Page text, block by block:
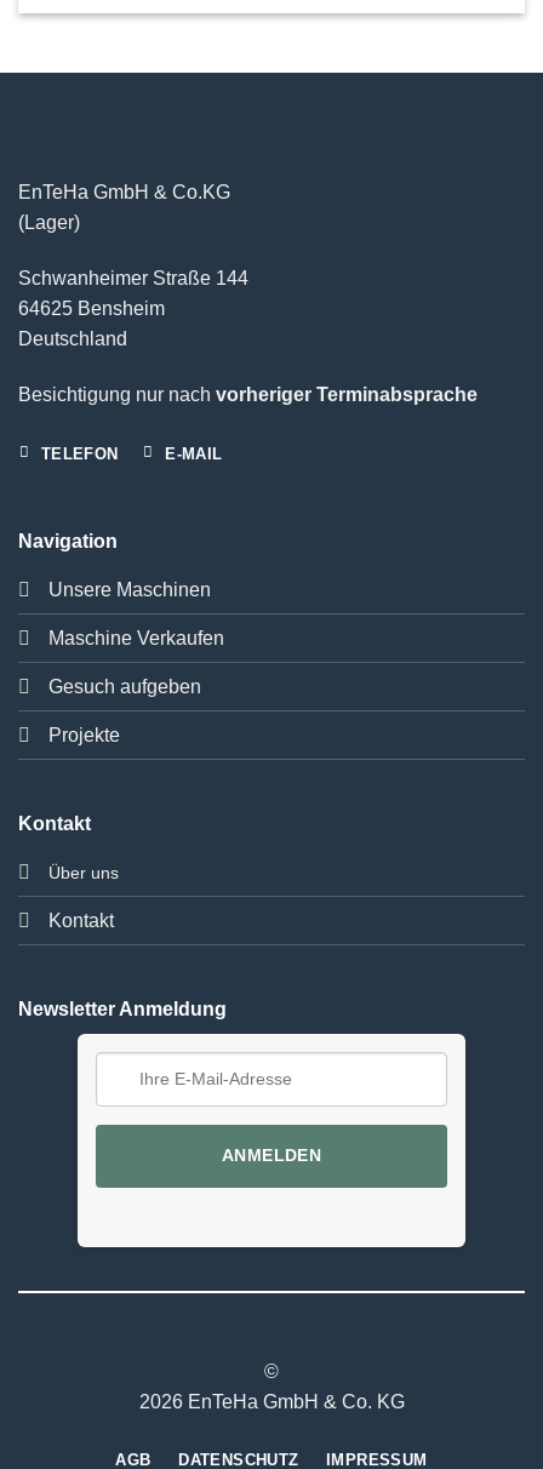
EnTeHa GmbH & Co.KG
(Lager)
Schwanheimer Straße 144
64625 Bensheim
Deutschland
Besichtigung nur nach vorheriger Terminabsprache
TELEFON E-MAIL
Navigation
Unsere Maschinen
Maschine Verkaufen
Gesuch aufgeben
Projekte
Kontakt
Über uns
Kontakt
Newsletter Anmeldung
ANMELDEN
©
2026 EnTeHa GmbH & Co. KG
AGB DATENSCHUTZ IMPRESSUM